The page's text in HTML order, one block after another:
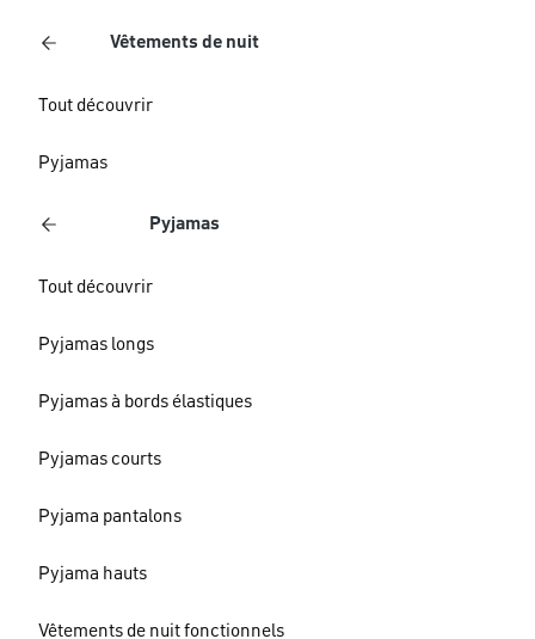
Vêtements de nuit
Tout découvrir
Pyjamas
Pyjamas
Tout découvrir
Pyjamas longs
Pyjamas à bords élastiques
Pyjamas courts
Pyjama pantalons
Pyjama hauts
Vêtements de nuit fonctionnels